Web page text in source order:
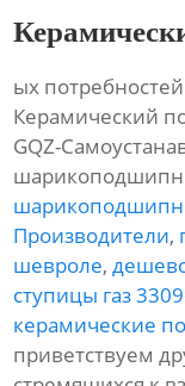
ых
Керамический
GQZ-
Производители,
шевроле,
ступицы газ
керамические
приветствуем